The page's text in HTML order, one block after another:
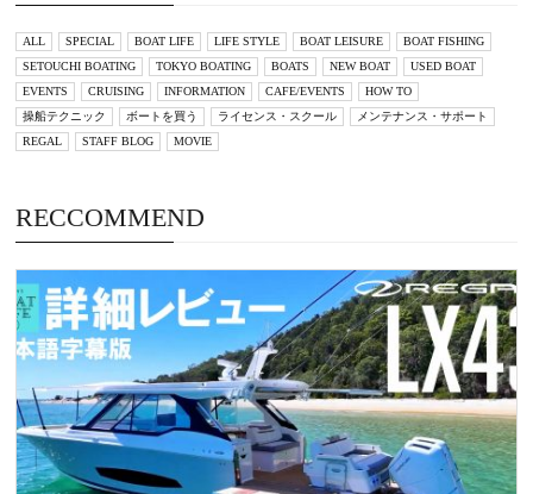
ALL SPECIAL BOAT LIFE LIFE STYLE BOAT LEISURE
BOAT FISHING
SETOUCHI BOATING
TOKYO BOATING BOATS NEW BOAT
USED BOAT
EVENTS
CRUISING INFORMATION CAFE/EVENTS
HOW TO
操船テクニック
ボートを買う ライセンス・スクール
メンテナンス・サポート
REGAL
STAFF BLOG MOVIE
RECCOMMEND